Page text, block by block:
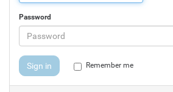
Password
Sign in Remember me